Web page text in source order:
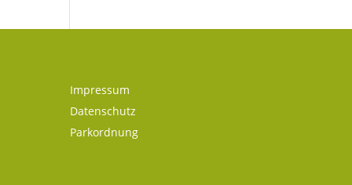
Impressum
Datenschutz
Parkordnung